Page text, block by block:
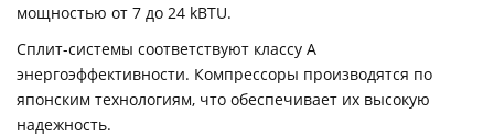
мощностью от 7 до 24 kBTU.
Сплит-системы соответствуют классу А
энергоэффективности. Компрессоры производятся по
японским технологиям, что обеспечивает их высокую
надежность.